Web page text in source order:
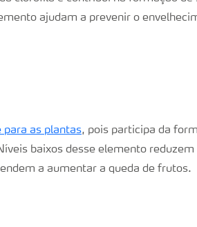
ajudam a prevenir o
as plantas, pois participa da
baixos desse elemento reduzem
a aumentar a queda de frutos.